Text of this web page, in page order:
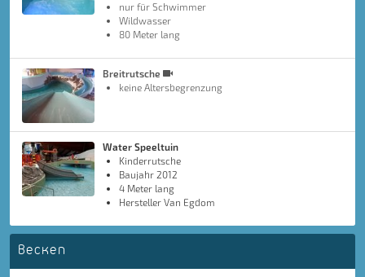
nur für Schwimmer
Wildwasser
80 Meter lang
Breitrutsche
keine Altersbegrenzung
Water Speeltuin
Kinderrutsche
Baujahr 2012
4 Meter lang
Hersteller Van Egdom
Becken